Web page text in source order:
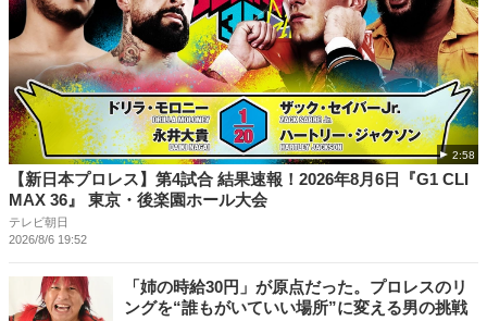
2:58
【新日本プロレス】第4試合 結果速報！2026年8月6日『G1 CLI
MAX 36』 東京・後楽園ホール大会
テレビ朝日
2026/8/6 19:52
「姉の時給30円」が原点だった。プロレスのリ
ングを“誰もがいていい場所”に変える男の挑戦